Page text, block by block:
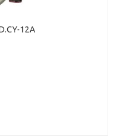
12A